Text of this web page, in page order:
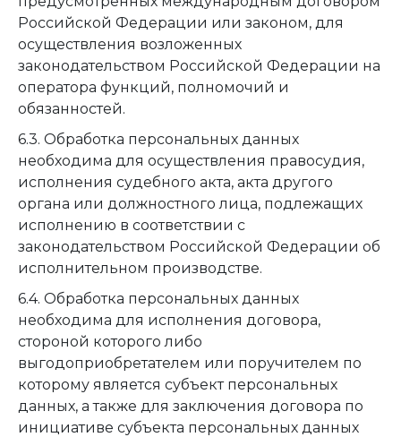
Российской Федерации или законом, для
осуществления возложенных
законодательством Российской Федерации на
оператора функций, полномочий и
обязанностей.
6.3. Обработка персональных данных
необходима для осуществления правосудия,
исполнения судебного акта, акта другого
органа или должностного лица, подлежащих
исполнению в соответствии с
законодательством Российской Федерации об
исполнительном производстве.
6.4. Обработка персональных данных
необходима для исполнения договора,
стороной которого либо
выгодоприобретателем или поручителем по
которому является субъект персональных
данных, а также для заключения договора по
инициативе субъекта персональных данных